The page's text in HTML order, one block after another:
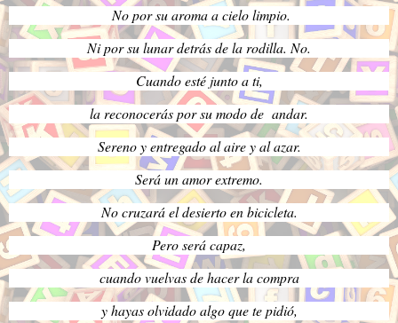
No por su aroma a cielo limpio.
Ni por su lunar detrás de la rodilla. No.
Cuando esté junto a ti,
la reconocerás por su modo de andar.
Sereno y entregado al aire y al azar.
Será un amor extremo.
No cruzará el desierto en bicicleta.
Pero será capaz,
cuando vuelvas de hacer la compra
y hayas olvidado algo que te pidió,